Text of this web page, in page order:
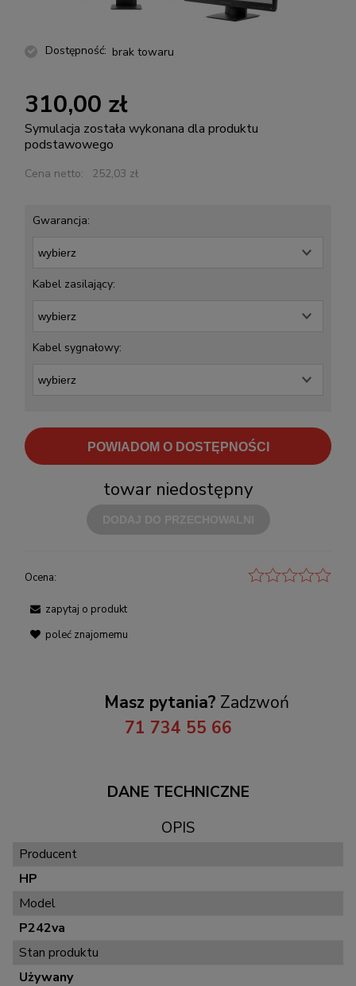
Dostępność: brak towaru
310,00 zł
Symulacja została wykonana dla produktu
podstawowego
Cena netto: 252,03 zł
Gwarancja:
Kabel zasilający:
Kabel sygnałowy:
POWIADOM O DOSTĘPNOŚCI
towar niedostępny
Ocena:
zapytaj o produkt
poleć znajomemu
Masz pytania? Zadzwoń
71 734 55 66
DANE TECHNICZNE
OPIS
Producent
HP
Model
P242va
Stan produktu
Używany